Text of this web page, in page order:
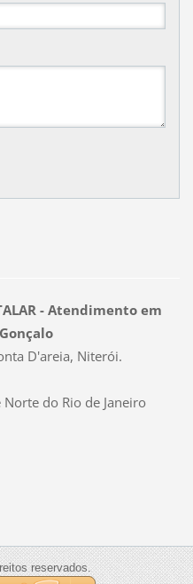
- Atendimento em
D'areia, Niterói.
do Rio de Janeiro
reservados.